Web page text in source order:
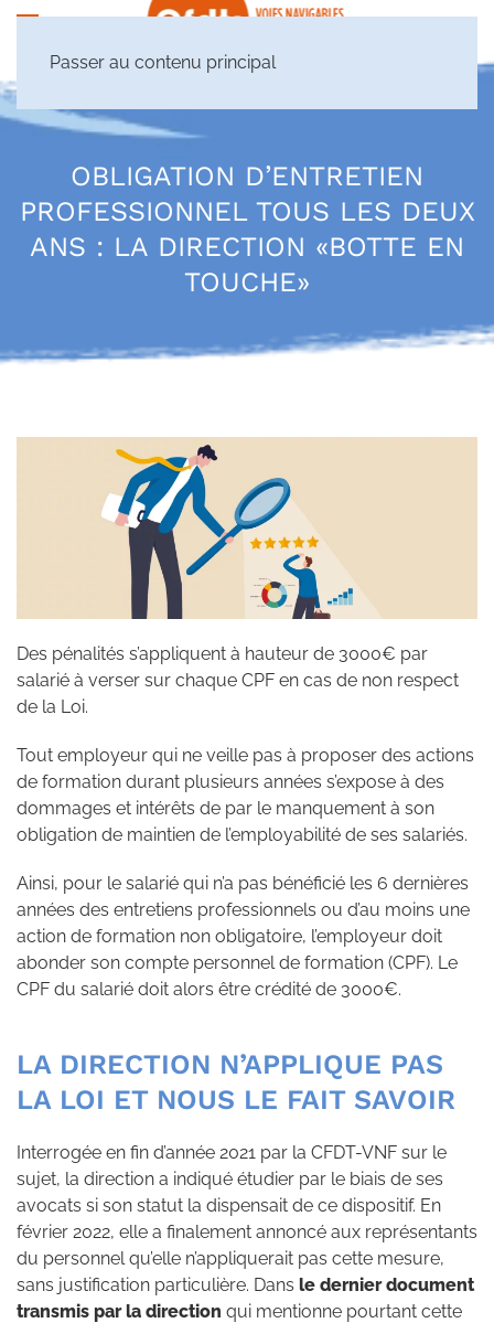
Passer au contenu principal
OBLIGATION D’ENTRETIEN
PROFESSIONNEL TOUS LES DEUX
ANS : LA DIRECTION «BOTTE EN
TOUCHE»
Des pénalités s’appliquent à hauteur de 3000€ par
salarié à verser sur chaque CPF en cas de non respect
de la Loi.
Tout employeur qui ne veille pas à proposer des actions
de formation durant plusieurs années s’expose à des
dommages et intérêts de par le manquement à son
obligation de maintien de l’employabilité de ses salariés.
Ainsi, pour le salarié qui n’a pas bénéficié les 6 dernières
années des entretiens professionnels ou d’au moins une
action de formation non obligatoire, l’employeur doit
abonder son compte personnel de formation (CPF). Le
CPF du salarié doit alors être crédité de 3000€.
LA DIRECTION N’APPLIQUE PAS
LA LOI ET NOUS LE FAIT SAVOIR
Interrogée en fin d’année 2021 par la CFDT-VNF sur le
sujet, la direction a indiqué étudier par le biais de ses
avocats si son statut la dispensait de ce dispositif. En
février 2022, elle a finalement annoncé aux représentants
du personnel qu’elle n’appliquerait pas cette mesure,
sans justification particulière. Dans le dernier document
transmis par la direction qui mentionne pourtant cette